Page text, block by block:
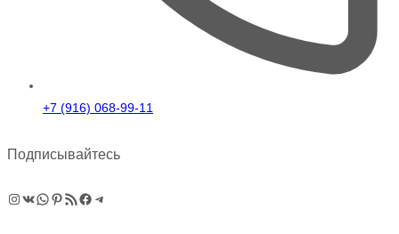
+7 (916) 068-99-11
Подписывайтесь
Instagram
ВКонтакте
WhatsApp
Pinterest
RSS-рассылка
Facebook
Telegram